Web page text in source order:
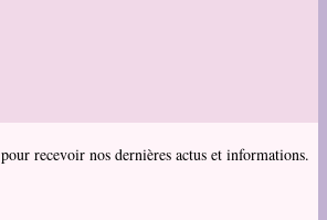
recevoir nos dernières actus et informations.